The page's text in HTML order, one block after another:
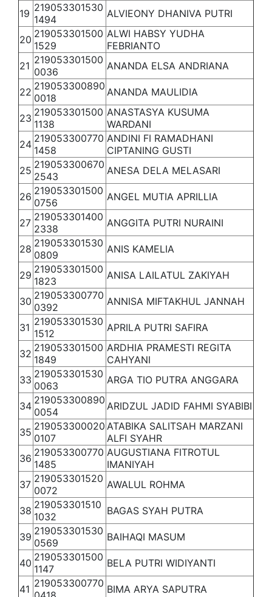
19 219053301530
1494
ALVIEONY DHANIVA PUTRI
20 219053301500
1529
ALWI HABSY YUDHA
FEBRIANTO
21 219053301500
0036
ANANDA ELSA ANDRIANA
22 219053300890
0018
ANANDA MAULIDIA
23 219053301500
1138
ANASTASYA KUSUMA
WARDANI
24 219053300770
1458
ANDINI FI RAMADHANI
CIPTANING GUSTI
25 219053300670
2543
ANESA DELA MELASARI
26 219053301500
0756
ANGEL MUTIA APRILLIA
27 219053301400
2338
ANGGITA PUTRI NURAINI
28 219053301530
0809
ANIS KAMELIA
29 219053301500
1823
ANISA LAILATUL ZAKIYAH
30 219053300770
0392
ANNISA MIFTAKHUL JANNAH
31 219053301530
1512
APRILA PUTRI SAFIRA
32 219053301500
1849
ARDHIA PRAMESTI REGITA
CAHYANI
33 219053301530
0063
ARGA TIO PUTRA ANGGARA
34 219053300890
0054
ARIDZUL JADID FAHMI SYABIBI
35 219053300020
0107
ATABIKA SALITSAH MARZANI
ALFI SYAHR
36 219053300770
1485
AUGUSTIANA FITROTUL
IMANIYAH
37 219053301520
0072
AWALUL ROHMA
38 219053301510
1032
BAGAS SYAH PUTRA
39 219053301530
0569
BAIHAQI MASUM
40 219053301500
1147
BELA PUTRI WIDIYANTI
41 219053300770 BIMA ARYA SAPUTRA